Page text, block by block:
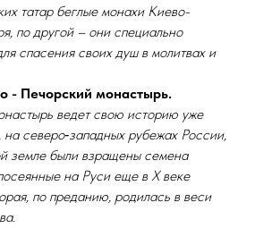
татар беглые монахи Киево-
по другой – они специально
спасения своих душ в молитвах и
- Печорский монастырь.
ведет свою историю уже
северо‑западных рубежах России,
земле были взращены семена
на Руси еще в Х веке
по преданию, родилась в веси